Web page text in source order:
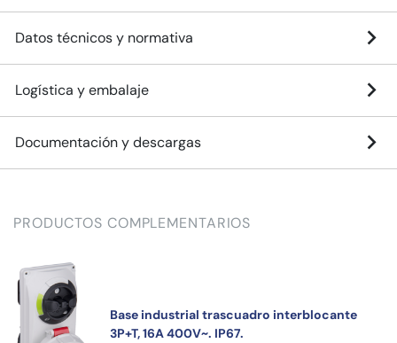
Datos técnicos y normativa
Logística y embalaje
Documentación y descargas
PRODUCTOS COMPLEMENTARIOS
Base industrial trascuadro interblocante
3P+T, 16A 400V~. IP67.